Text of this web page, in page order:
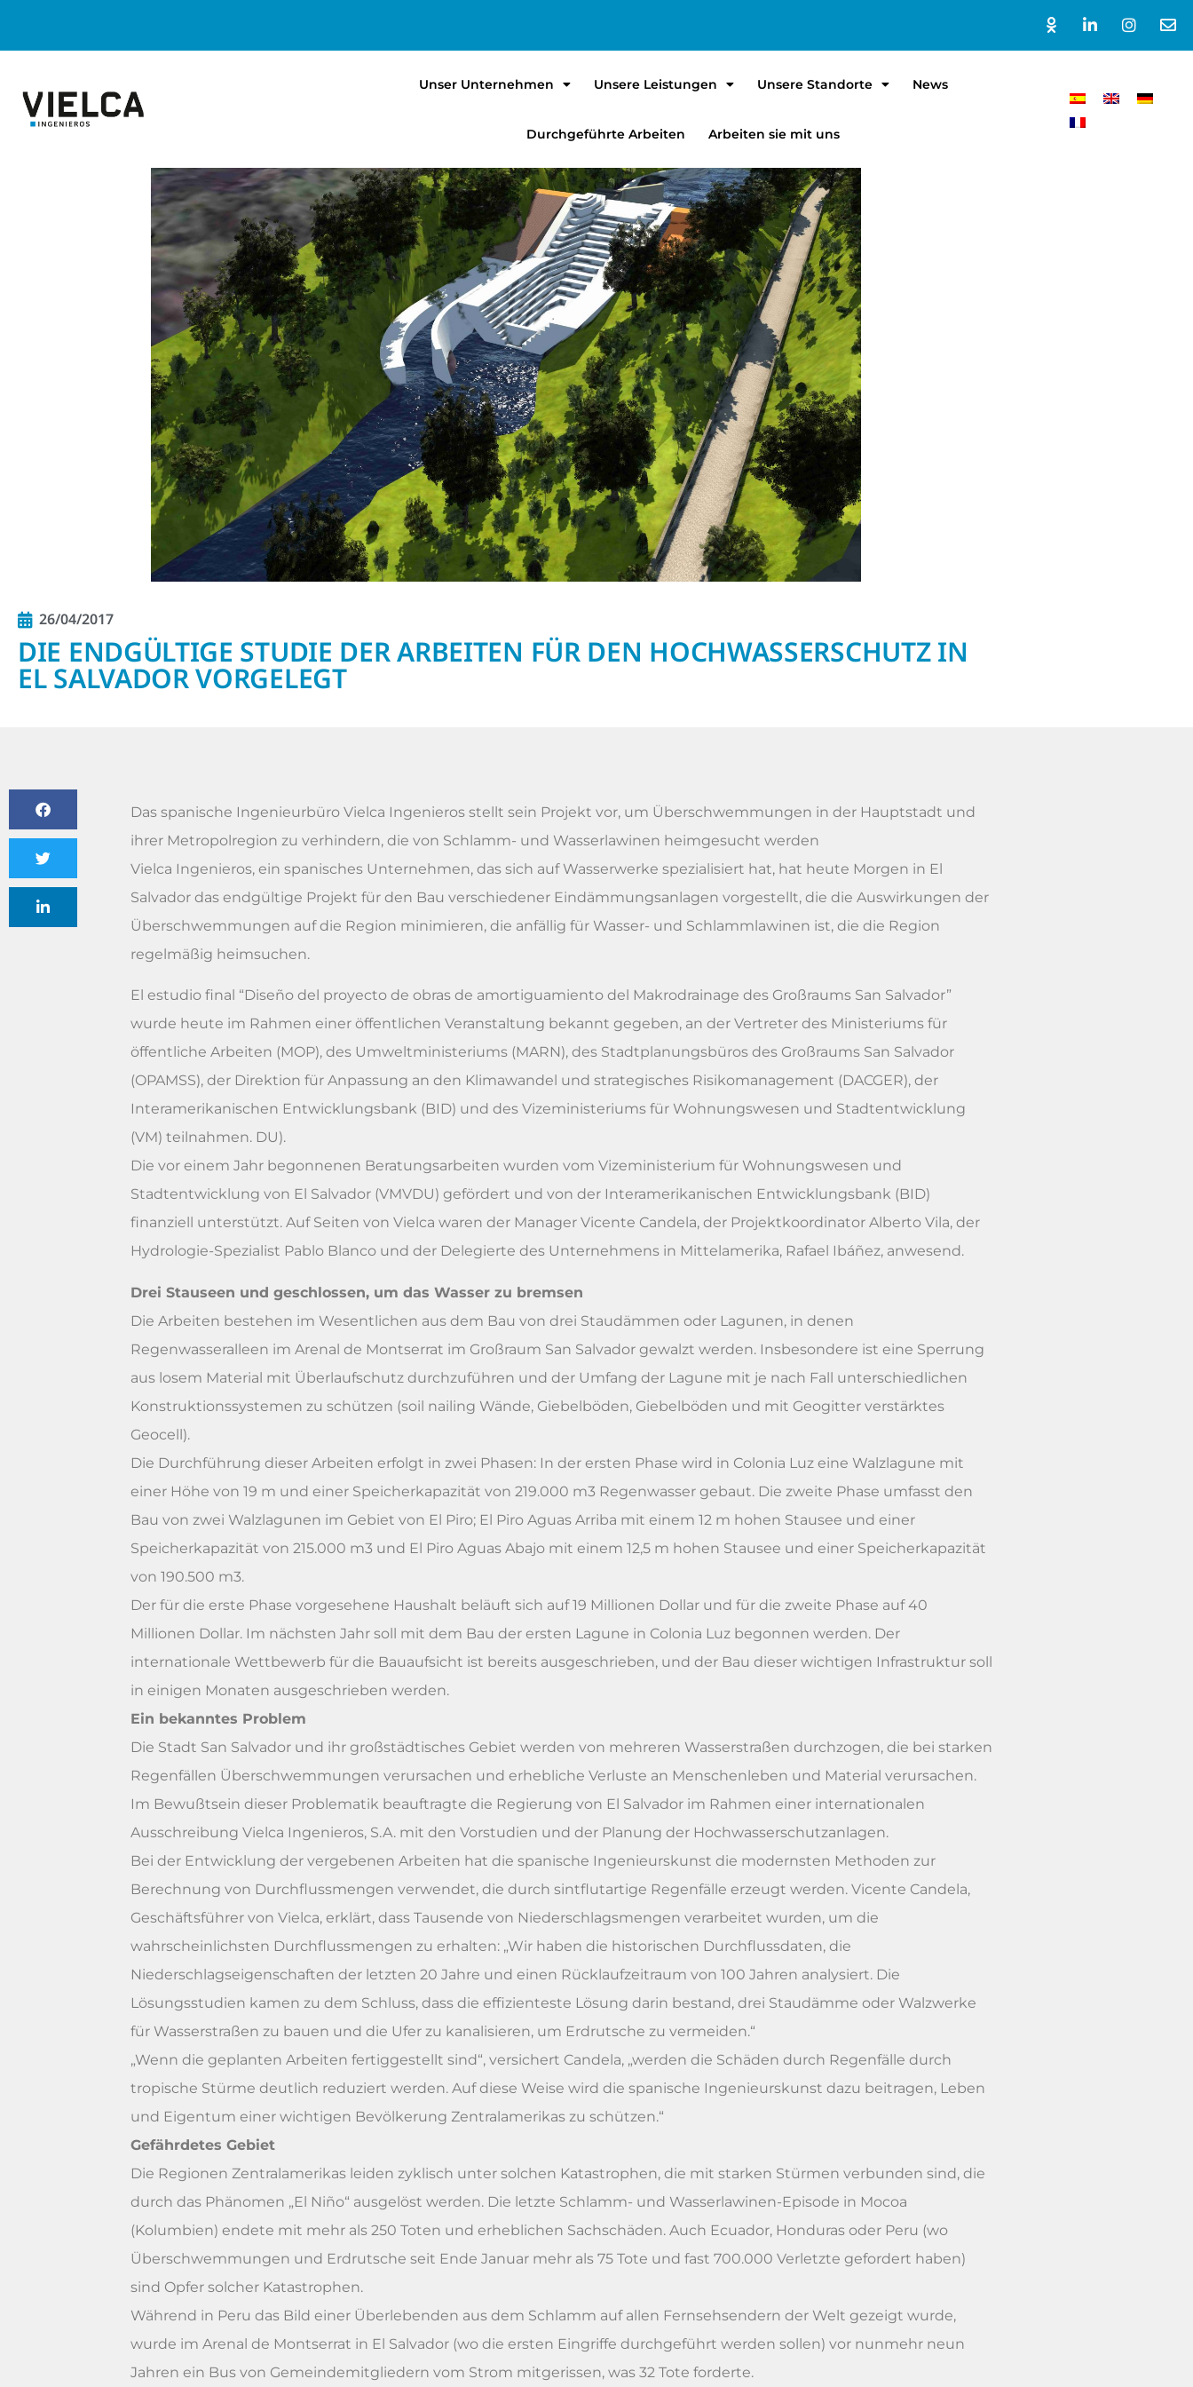
Unser Unternehmen Unsere Leistungen Unsere Standorte News
Durchgeführte Arbeiten Arbeiten sie mit uns
26/04/2017
DIE ENDGÜLTIGE STUDIE DER ARBEITEN FÜR DEN HOCHWASSERSCHUTZ IN
EL SALVADOR VORGELEGT
Das spanische Ingenieurbüro Vielca Ingenieros stellt sein Projekt vor, um Überschwemmungen in der Hauptstadt und
ihrer Metropolregion zu verhindern, die von Schlamm- und Wasserlawinen heimgesucht werden
Vielca Ingenieros, ein spanisches Unternehmen, das sich auf Wasserwerke spezialisiert hat, hat heute Morgen in El
Salvador das endgültige Projekt für den Bau verschiedener Eindämmungsanlagen vorgestellt, die die Auswirkungen der
Überschwemmungen auf die Region minimieren, die anfällig für Wasser- und Schlammlawinen ist, die die Region
regelmäßig heimsuchen.
El estudio final “Diseño del proyecto de obras de amortiguamiento del Makrodrainage des Großraums San Salvador”
wurde heute im Rahmen einer öffentlichen Veranstaltung bekannt gegeben, an der Vertreter des Ministeriums für
öffentliche Arbeiten (MOP), des Umweltministeriums (MARN), des Stadtplanungsbüros des Großraums San Salvador
(OPAMSS), der Direktion für Anpassung an den Klimawandel und strategisches Risikomanagement (DACGER), der
Interamerikanischen Entwicklungsbank (BID) und des Vizeministeriums für Wohnungswesen und Stadtentwicklung
(VM) teilnahmen. DU).
Die vor einem Jahr begonnenen Beratungsarbeiten wurden vom Vizeministerium für Wohnungswesen und
Stadtentwicklung von El Salvador (VMVDU) gefördert und von der Interamerikanischen Entwicklungsbank (BID)
finanziell unterstützt. Auf Seiten von Vielca waren der Manager Vicente Candela, der Projektkoordinator Alberto Vila, der
Hydrologie-Spezialist Pablo Blanco und der Delegierte des Unternehmens in Mittelamerika, Rafael Ibáñez, anwesend.
Drei Stauseen und geschlossen, um das Wasser zu bremsen
Die Arbeiten bestehen im Wesentlichen aus dem Bau von drei Staudämmen oder Lagunen, in denen
Regenwasseralleen im Arenal de Montserrat im Großraum San Salvador gewalzt werden. Insbesondere ist eine Sperrung
aus losem Material mit Überlaufschutz durchzuführen und der Umfang der Lagune mit je nach Fall unterschiedlichen
Konstruktionssystemen zu schützen (soil nailing Wände, Giebelböden, Giebelböden und mit Geogitter verstärktes
Geocell).
Die Durchführung dieser Arbeiten erfolgt in zwei Phasen: In der ersten Phase wird in Colonia Luz eine Walzlagune mit
einer Höhe von 19 m und einer Speicherkapazität von 219.000 m3 Regenwasser gebaut. Die zweite Phase umfasst den
Bau von zwei Walzlagunen im Gebiet von El Piro; El Piro Aguas Arriba mit einem 12 m hohen Stausee und einer
Speicherkapazität von 215.000 m3 und El Piro Aguas Abajo mit einem 12,5 m hohen Stausee und einer Speicherkapazität
von 190.500 m3.
Der für die erste Phase vorgesehene Haushalt beläuft sich auf 19 Millionen Dollar und für die zweite Phase auf 40
Millionen Dollar. Im nächsten Jahr soll mit dem Bau der ersten Lagune in Colonia Luz begonnen werden. Der
internationale Wettbewerb für die Bauaufsicht ist bereits ausgeschrieben, und der Bau dieser wichtigen Infrastruktur soll
in einigen Monaten ausgeschrieben werden.
Ein bekanntes Problem
Die Stadt San Salvador und ihr großstädtisches Gebiet werden von mehreren Wasserstraßen durchzogen, die bei starken
Regenfällen Überschwemmungen verursachen und erhebliche Verluste an Menschenleben und Material verursachen.
Im Bewußtsein dieser Problematik beauftragte die Regierung von El Salvador im Rahmen einer internationalen
Ausschreibung Vielca Ingenieros, S.A. mit den Vorstudien und der Planung der Hochwasserschutzanlagen.
Bei der Entwicklung der vergebenen Arbeiten hat die spanische Ingenieurskunst die modernsten Methoden zur
Berechnung von Durchflussmengen verwendet, die durch sintflutartige Regenfälle erzeugt werden. Vicente Candela,
Geschäftsführer von Vielca, erklärt, dass Tausende von Niederschlagsmengen verarbeitet wurden, um die
wahrscheinlichsten Durchflussmengen zu erhalten: „Wir haben die historischen Durchflussdaten, die
Niederschlagseigenschaften der letzten 20 Jahre und einen Rücklaufzeitraum von 100 Jahren analysiert. Die
Lösungsstudien kamen zu dem Schluss, dass die effizienteste Lösung darin bestand, drei Staudämme oder Walzwerke
für Wasserstraßen zu bauen und die Ufer zu kanalisieren, um Erdrutsche zu vermeiden.“
„Wenn die geplanten Arbeiten fertiggestellt sind“, versichert Candela, „werden die Schäden durch Regenfälle durch
tropische Stürme deutlich reduziert werden. Auf diese Weise wird die spanische Ingenieurskunst dazu beitragen, Leben
und Eigentum einer wichtigen Bevölkerung Zentralamerikas zu schützen.“
Gefährdetes Gebiet
Die Regionen Zentralamerikas leiden zyklisch unter solchen Katastrophen, die mit starken Stürmen verbunden sind, die
durch das Phänomen „El Niño“ ausgelöst werden. Die letzte Schlamm- und Wasserlawinen-Episode in Mocoa
(Kolumbien) endete mit mehr als 250 Toten und erheblichen Sachschäden. Auch Ecuador, Honduras oder Peru (wo
Überschwemmungen und Erdrutsche seit Ende Januar mehr als 75 Tote und fast 700.000 Verletzte gefordert haben)
sind Opfer solcher Katastrophen.
Während in Peru das Bild einer Überlebenden aus dem Schlamm auf allen Fernsehsendern der Welt gezeigt wurde,
wurde im Arenal de Montserrat in El Salvador (wo die ersten Eingriffe durchgeführt werden sollen) vor nunmehr neun
Jahren ein Bus von Gemeindemitgliedern vom Strom mitgerissen, was 32 Tote forderte.